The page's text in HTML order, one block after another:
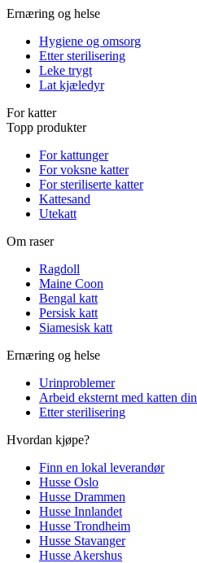
Ernæring og helse
Hygiene og omsorg
Etter sterilisering
Leke trygt
Lat kjæledyr
For katter
Topp produkter
For kattunger
For voksne katter
For steriliserte katter
Kattesand
Utekatt
Om raser
Ragdoll
Maine Coon
Bengal katt
Persisk katt
Siamesisk katt
Ernæring og helse
Urinproblemer
Arbeid eksternt med katten din
Etter sterilisering
Hvordan kjøpe?
Finn en lokal leverandør
Husse Oslo
Husse Drammen
Husse Innlandet
Husse Trondheim
Husse Stavanger
Husse Akershus